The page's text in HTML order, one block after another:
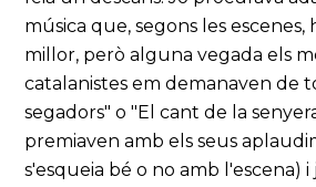
música que, segons les escenes,
millor, però alguna vegada els
catalanistes em demanaven de
segadors" o "El cant de la
premiaven amb els seus
s'esqueia bé o no amb l'escena) i